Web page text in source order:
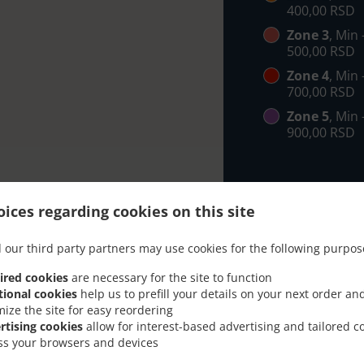
regarding cookies on this site
our third party partners may use cookies for the following
cookies are necessary for the site to function
cookies help us to prefill your details on your next order
the site for easy reordering
cookies allow for interest-based advertising and tailored
your browsers and devices
400,00 RSD
Zone 3, Min
500,00 RSD
Zone 4, Min
700,00 RSD
Zone 5, Min
900,00 RSD
U Београд